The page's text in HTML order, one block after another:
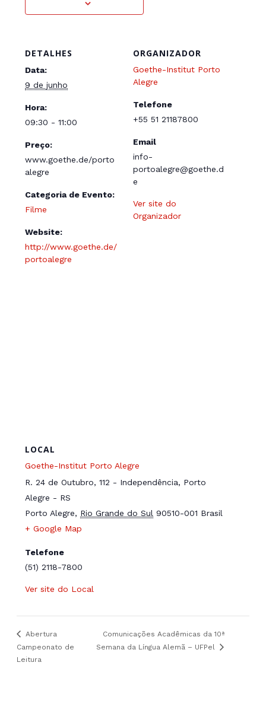
DETALHES
Data:
9 de junho
Hora:
09:30 - 11:00
Preço:
www.goethe.de/porto
alegre
Categoria de Evento:
Filme
Website:
http://www.goethe.de/
portoalegre
ORGANIZADOR
Goethe-Institut Porto
Alegre
Telefone
+55 51 21187800
Email
info-
portoalegre@goethe.d
e
Ver site do
Organizador
LOCAL
Goethe-Institut Porto Alegre
R. 24 de Outubro, 112 - Independência, Porto
Alegre - RS
Porto Alegre, Rio Grande do Sul 90510-001 Brasil
+ Google Map
Telefone
(51) 2118-7800
Ver site do Local
Abertura
Campeonato de
Leitura
Comunicações Acadêmicas da 10ª
Semana da Língua Alemã – UFPel